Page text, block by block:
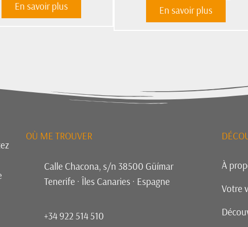
En savoir plus En savoir plus
OÙ ME TROUVER
Calle Chacona, s/n 38500 Güímar
Tenerife · Îles Canaries · Espagne
+34 922 514 510
À
Votre